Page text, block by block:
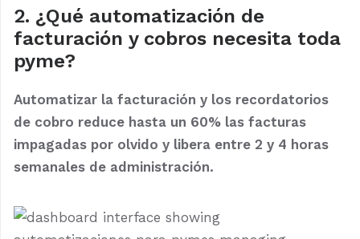
2. ¿Qué automatización de
facturación y cobros necesita toda
pyme?
Automatizar la facturación y los recordatorios
de cobro reduce hasta un 60% las facturas
impagadas por olvido y libera entre 2 y 4 horas
semanales de administración.